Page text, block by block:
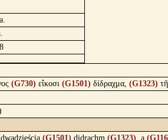
(G730) εἴκοσι (G1501) δίδραχμα, (G1323)
(G1501) didrachm (G1323), a